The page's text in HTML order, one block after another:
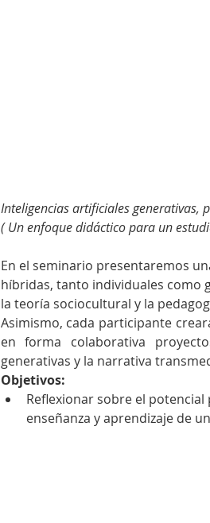
Inteligencias artificiales generativas,
( Un enfoque didáctico para un
En el seminario presentaremos
híbridas, tanto individuales como
la teoría sociocultural y la
Asimismo, cada participante
en forma colaborativa
generativas y la narrativa
Objetivos:
Reflexionar sobre el
enseñanza y aprendizaje de